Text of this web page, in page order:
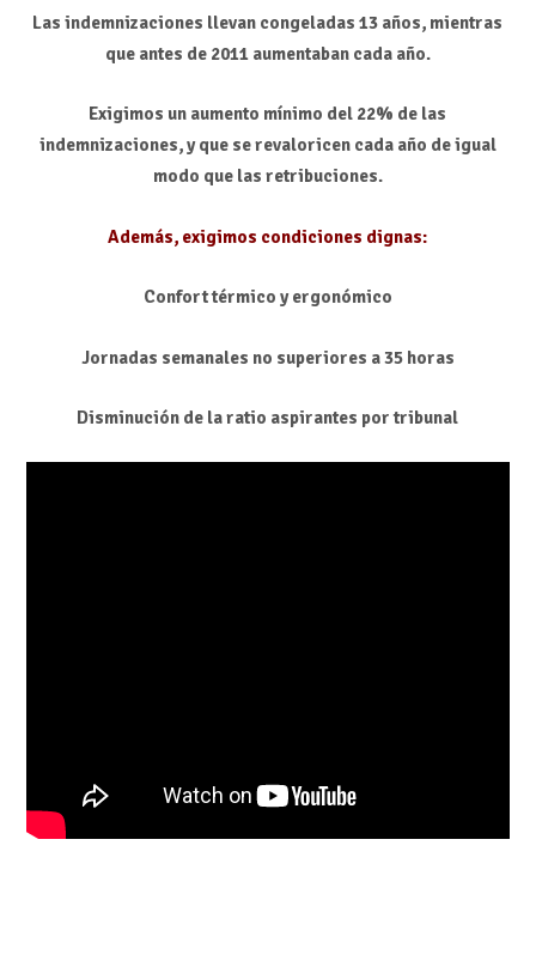
Las indemnizaciones llevan congeladas 13 años, mientras
que antes de 2011 aumentaban cada año.
Exigimos un aumento mínimo del 22% de las
indemnizaciones, y que se revaloricen cada año de igual
modo que las retribuciones.
Además, exigimos condiciones dignas:
Confort térmico y ergonómico
Jornadas semanales no superiores a 35 horas
Disminución de la ratio aspirantes por tribunal